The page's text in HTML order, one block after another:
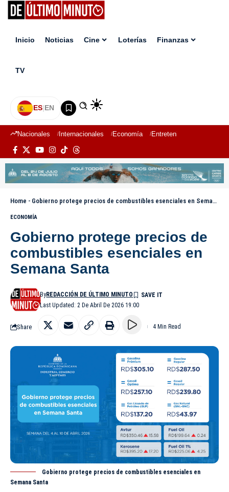
Inicio Noticias Cine Loterías Finanzas
TV
ES|EN
Nacionales Internacionales Economía Entretenimiento
Home - Gobierno protege precios de combustibles esenciales en Semana Santa
ECONOMÍA
Gobierno protege precios de
combustibles esenciales en
Semana Santa
Last Updated: 2 De Abril De 2026 19:00
ByREDACCIÓN DE ÚLTIMO MINUTO
Share 4 Min Read
Gobierno protege precios de combustibles esenciales en
Semana Santa